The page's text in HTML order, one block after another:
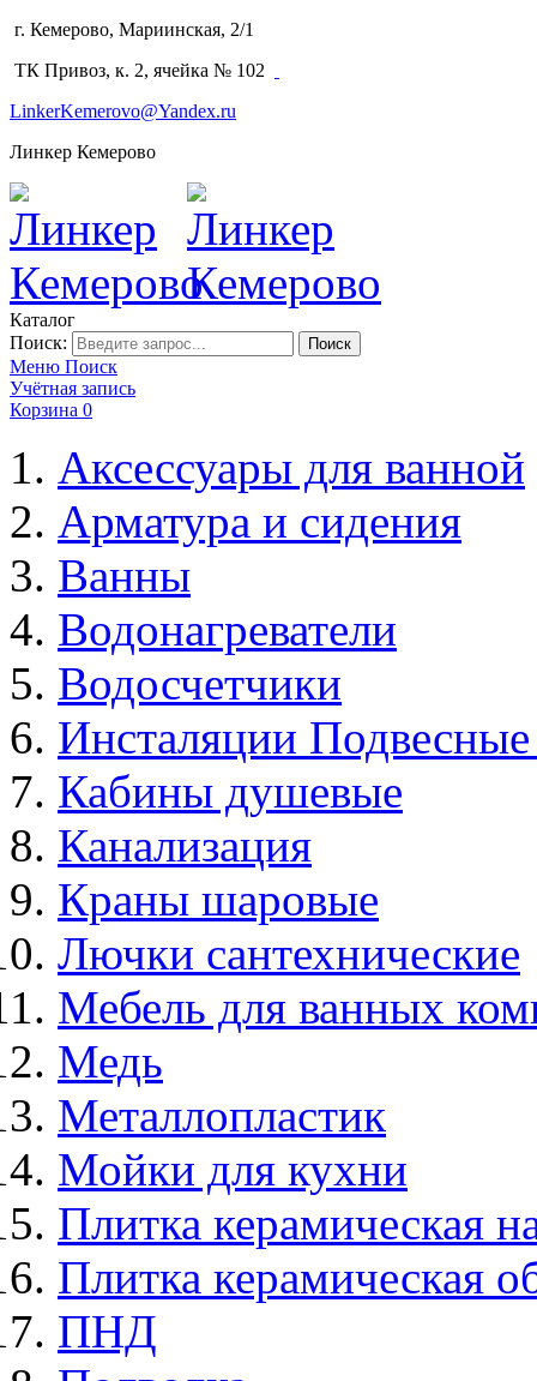
г. Кемерово, Мариинская, 2/1
ТК Привоз, к. 2, ячейка № 102
LinkerKemerovo@Yandex.ru
Линкер Кемерово
Каталог
Поиск:
Поиск
Меню Поиск
Учётная запись
Корзина 0
Аксессуары для ванной
Арматура и сидения
Ванны
Водонагреватели
Водосчетчики
Инсталяции
Кабины душевые
Канализация
Краны шаровые
Лючки сантехнические
Мебель для ванных
Медь
Металлопластик
Мойки для кухни
Плитка керамическая
Плитка керамическая
ПНД